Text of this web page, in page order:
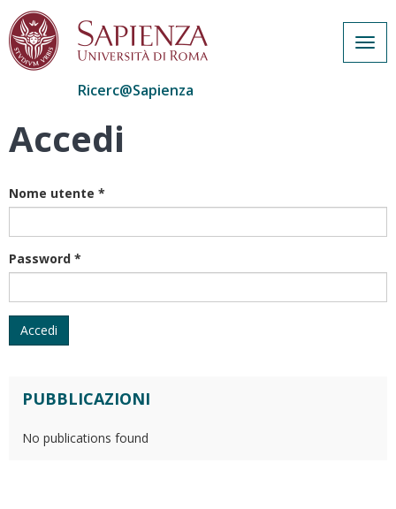
Salta
Ricerc@Sapienza
Accedi
Nome utente *
Password *
Accedi
PUBBLICAZIONI
No publications found